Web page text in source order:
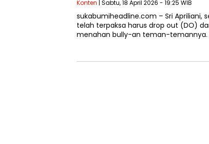
Konten | Sabtu, 18 April 2026 - 19:25 WIB
sukabumiheadline.com – Sri
telah terpaksa harus drop out (DO)
menahan bully-an teman-temannya.